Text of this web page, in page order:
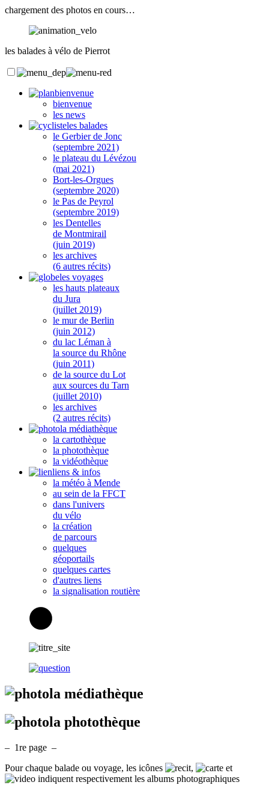
chargement des photos en cours…
les balades à vélo de Pierrot
bienvenue
bienvenue
les news
les balades
le Gerbier de Jonc
(septembre 2021)
le plateau du Lévézou
(mai 2021)
Bort-les-Orgues
(septembre 2020)
le Pas de Peyrol
(septembre 2019)
les Dentelles
de Montmirail
(juin 2019)
les archives
(6 autres récits)
les voyages
les hauts plateaux
du Jura
(juillet 2019)
le mur de Berlin
(juin 2012)
du lac Léman à
la source du Rhône
(juin 2011)
de la source du Lot
aux sources du Tarn
(juillet 2010)
les archives
(2 autres récits)
la médiathèque
la cartothèque
la photothèque
la vidéothèque
liens & infos
la météo à Mende
au sein de la FFCT
dans l'univers
du vélo
la création
de parcours
quelques
géoportails
quelques cartes
d'autres liens
la signalisation routière
la médiathèque
la photothèque
– 1re page –
Pour chaque balade ou voyage, les icônes
,
et
indiquent respectivement les albums photographiques